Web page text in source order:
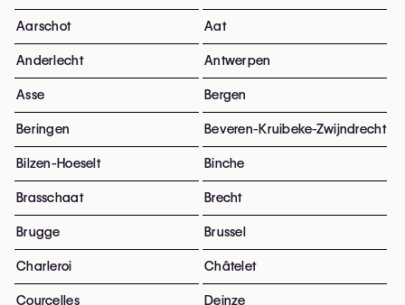
Aarschot Aat
Anderlecht Antwerpen
Asse Bergen
Beringen Beveren-Kruibeke-Zwijndrecht
Bilzen-Hoeselt Binche
Brasschaat Brecht
Brugge Brussel
Charleroi Châtelet
Courcelles Deinze